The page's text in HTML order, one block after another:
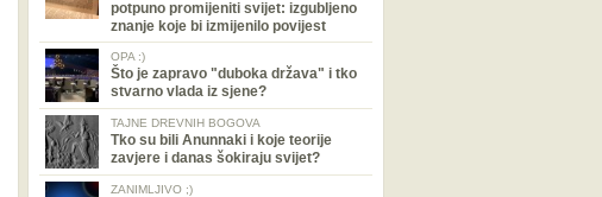
potpuno promijeniti svijet: izgubljeno
znanje koje bi izmijenilo povijest
OPA :)
Što je zapravo "duboka država" i tko
stvarno vlada iz sjene?
TAJNE DREVNIH BOGOVA
Tko su bili Anunnaki i koje teorije
zavjere i danas šokiraju svijet?
ZANIMLJIVO ;)